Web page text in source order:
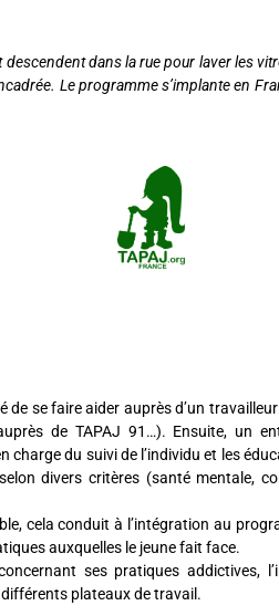
dans la rue pour laver les
Le programme s’implante en
de se faire aider auprès d’un
de TAPAJ 91…). Ensuite, un
charge du suivi de l’individu et les
divers critères (santé mentale,
cela conduit à l’intégration au
auxquelles le jeune fait face.
ses pratiques addictives,
plateaux de travail.